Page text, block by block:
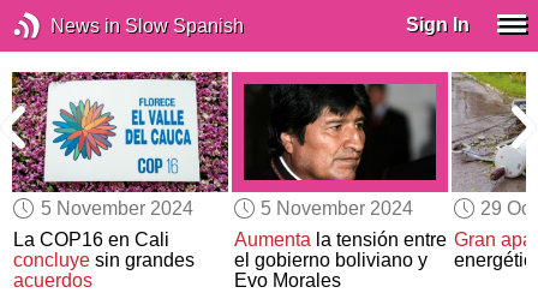
News in Slow Spanish Sign In
5 November 2024
La COP16 en Cali
concluye sin grandes
acuerdos
5 November 2024
Aumentala tensión entre
el gobierno boliviano y
Evo Morales
29
Gran